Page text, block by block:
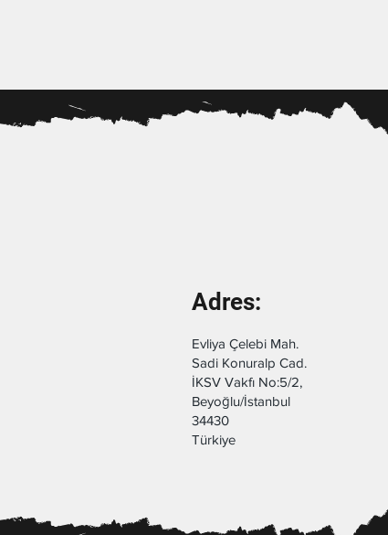
Adres:
Evliya Çelebi Mah.
Sadi Konuralp Cad.
İKSV Vakfı No:5/2,
Beyoğlu/İstanbul
34430
Türkiye